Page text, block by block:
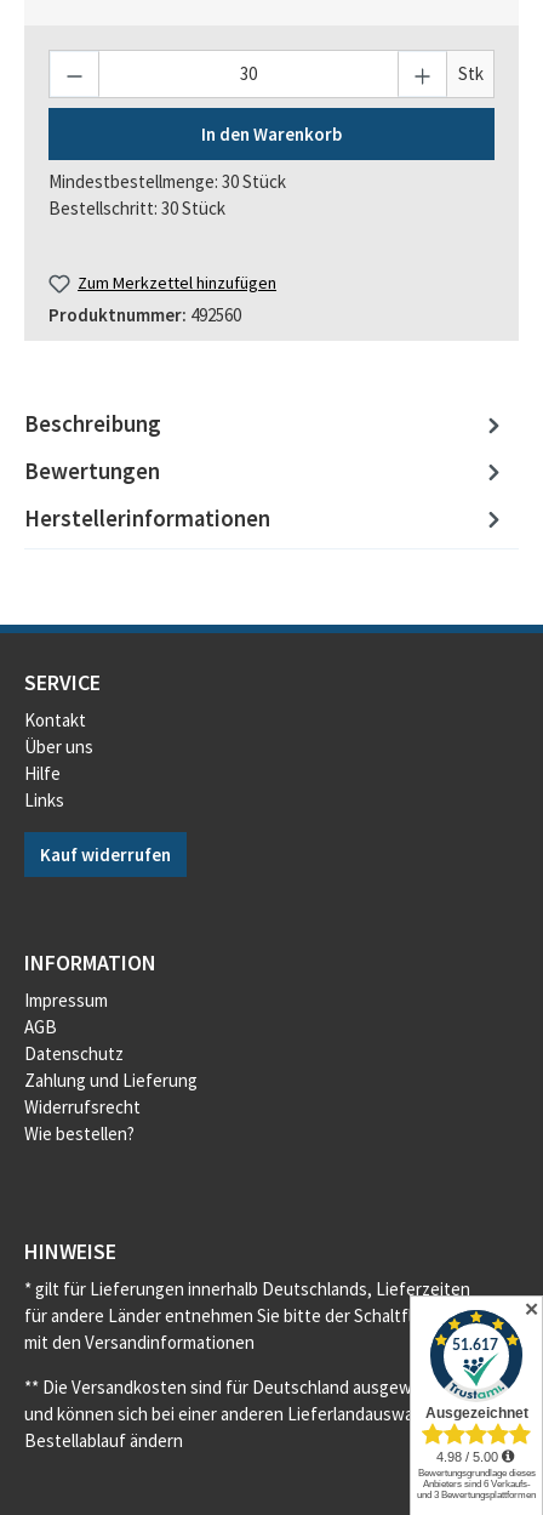
Stk
In den Warenkorb
Mindestbestellmenge: 30 Stück
Bestellschritt: 30 Stück
Zum Merkzettel hinzufügen
Produktnummer: 492560
Beschreibung
Bewertungen
Herstellerinformationen
SERVICE
Kontakt
Über uns
Hilfe
Links
Kauf widerrufen
INFORMATION
Impressum
AGB
Datenschutz
Zahlung und Lieferung
Widerrufsrecht
Wie bestellen?
HINWEISE
* gilt für Lieferungen innerhalb Deutschlands, Lieferzeiten
für andere Länder entnehmen Sie bitte der Schaltfläche
mit den Versandinformationen
** Die Versandkosten sind für Deutschland ausgewiesen
und können sich bei einer anderen Lieferlandauswahl im
Bestellablauf ändern
✕